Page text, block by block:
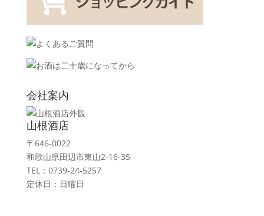
会社案内
山根酒店
〒646-0022
和歌山県田辺市東山2-16-35
TEL：0739-24-5257
定休日：日曜日